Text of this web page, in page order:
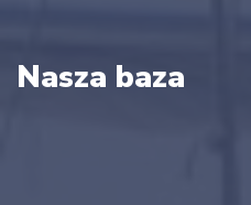
Nasza baza